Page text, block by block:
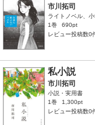
市川拓司
ライトノベル、
1巻
690pt
レビュー投稿数0
私小説
市川拓司
小説・実用書
1巻
1,300pt
レビュー投稿数0